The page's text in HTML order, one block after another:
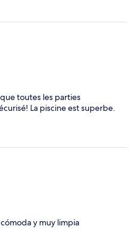
toutes les parties
La piscine est superbe.
y muy limpia